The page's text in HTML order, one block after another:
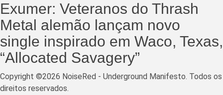
Exumer: Veteranos do Thrash
Metal alemão lançam novo
single inspirado em Waco, Texas,
“Allocated Savagery”
Copyright ©2026 NoiseRed - Underground Manifesto. Todos os
direitos reservados.